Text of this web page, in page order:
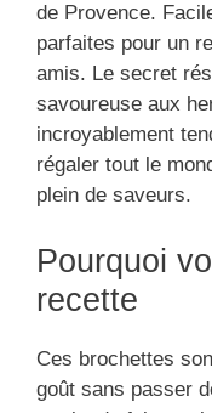
de Provence.
parfaites pour un
amis. Le secret
savoureuse aux
incroyablement
régaler tout le
plein de saveurs.
Pourquoi
recette
Ces brochettes
goût sans passer